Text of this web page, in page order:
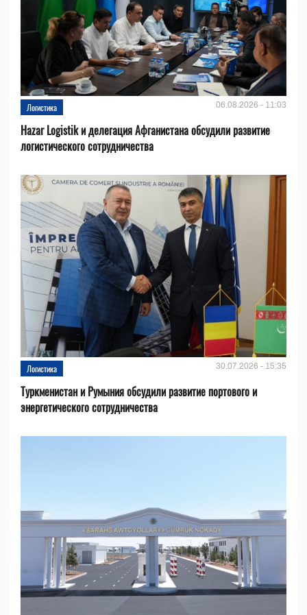
Логистика 06.08.2026 - 11:03
Hazar Logistik и делегация Афганистана обсудили развитие
логистического сотрудничества
Логистика 30.07.2026 - 15:35
Туркменистан и Румыния обсудили развитие портового и
энергетического сотрудничества